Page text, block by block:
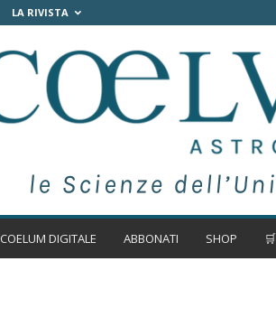
LA RIVISTA
COELUM DIGITALE ABBONATI SHOP 🛒